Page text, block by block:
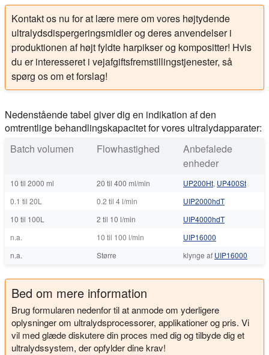
Kontakt os nu for at lære mere om vores højtydende
ultralydsdispergeringsmidler og deres anvendelser i
produktionen af højt fyldte harpikser og kompositter! Hvis
du er interesseret i vejafgiftsfremstillingstjenester, så
spørg os om et forslag!
Nedenstående tabel giver dig en indikation af den
omtrentlige behandlingskapacitet for vores ultralydapparater:
Batch volumen
Flowhastighed
Anbefalede
enheder
10 til 2000 ml 20 til 400 ml/min UP200Ht, UP400St
0.1 til 20L
0.2 til 4 l/min
UIP2000hdT
10 til 100L
2 til 10 l/min
UIP4000hdT
n.a.
10 til 100 l/min
UIP16000
n.a.
Større klynge af UIP16000
Bed om mere information
Brug formularen nedenfor til at anmode om yderligere
oplysninger om ultralydsprocessorer, applikationer og pris. Vi
vil med glæde diskutere din proces med dig og tilbyde dig et
ultralydssystem, der opfylder dine krav!